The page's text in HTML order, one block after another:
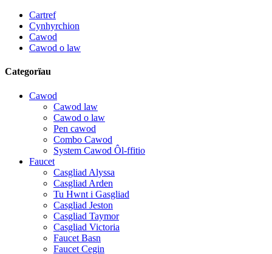
Cartref
Cynhyrchion
Cawod
Cawod o law
Categorïau
Cawod
Cawod law
Cawod o law
Pen cawod
Combo Cawod
System Cawod Ôl-ffitio
Faucet
Casgliad Alyssa
Casgliad Arden
Tu Hwnt i Gasgliad
Casgliad Jeston
Casgliad Taymor
Casgliad Victoria
Faucet Basn
Faucet Cegin